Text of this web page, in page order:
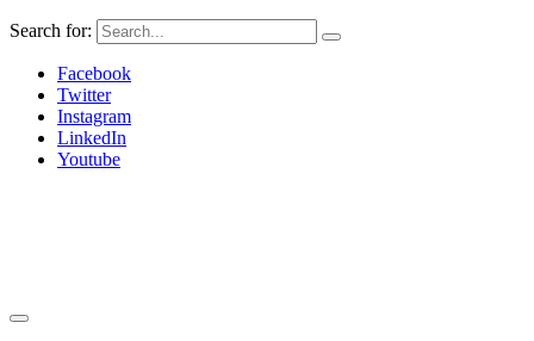
Search for:
Facebook
Twitter
Instagram
LinkedIn
Youtube